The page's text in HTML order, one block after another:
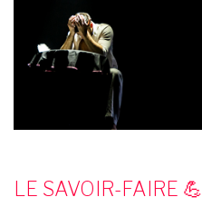
LE SAVOIR-FAIRE 💪